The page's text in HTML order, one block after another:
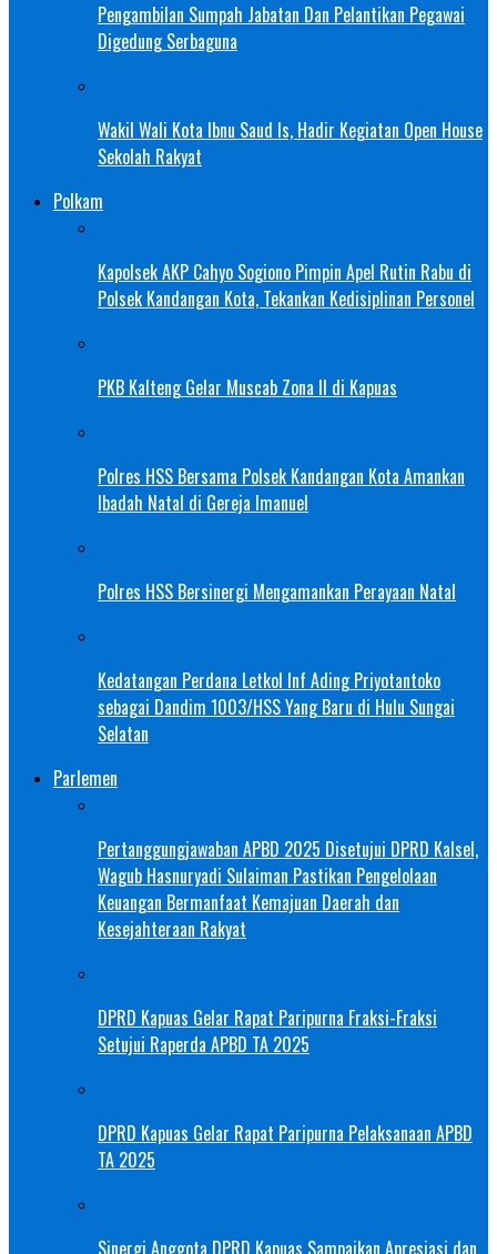
Pengambilan Sumpah Jabatan Dan Pelantikan Pegawai
Digedung Serbaguna
Wakil Wali Kota Ibnu Saud Is, Hadir Kegiatan Open House
Sekolah Rakyat
Polkam
Kapolsek AKP Cahyo Sogiono Pimpin Apel Rutin Rabu di
Polsek Kandangan Kota, Tekankan Kedisiplinan Personel
PKB Kalteng Gelar Muscab Zona II di Kapuas
Polres HSS Bersama Polsek Kandangan Kota Amankan
Ibadah Natal di Gereja Imanuel
Polres HSS Bersinergi Mengamankan Perayaan Natal
Kedatangan Perdana Letkol Inf Ading Priyotantoko
sebagai Dandim 1003/HSS Yang Baru di Hulu Sungai
Selatan
Parlemen
Pertanggungjawaban APBD 2025 Disetujui DPRD Kalsel,
Wagub Hasnuryadi Sulaiman Pastikan Pengelolaan
Keuangan Bermanfaat Kemajuan Daerah dan
Kesejahteraan Rakyat
DPRD Kapuas Gelar Rapat Paripurna Fraksi-Fraksi
Setujui Raperda APBD TA 2025
DPRD Kapuas Gelar Rapat Paripurna Pelaksanaan APBD
TA 2025